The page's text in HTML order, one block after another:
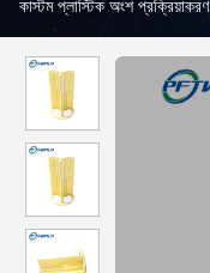
কাস্টম প্লাস্টিক অংশ প্রক্রিয়াকরণ